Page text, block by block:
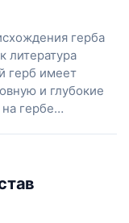
герба
литература
герб имеет
и глубокие
гербе…